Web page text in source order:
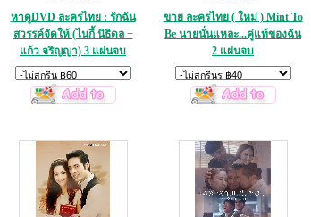
หาดูDVD ละครไทย : รักฉัน
สวรรค์จัดให้ (ไนกี้ นิธิดล +
แก้ว จริญญา) 3 แผ่นจบ
ขาย ละครไทย ( ใหม่ ) Mint To
Be นายนั่นแหละ...คู่แท้ของฉัน
2 แผ่นจบ